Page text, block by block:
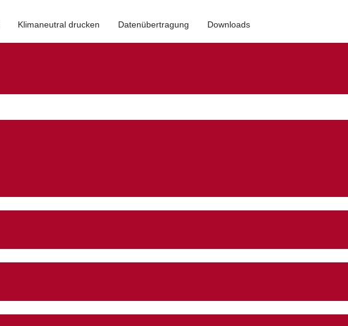
Klimaneutral drucken Datenübertragung Downloads